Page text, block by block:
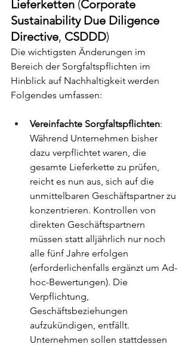
Lieferketten (Corporate
Sustainability Due Diligence
Directive, CSDDD)
Die wichtigsten Änderungen im
Bereich der Sorgfaltspflichten im
Hinblick auf Nachhaltigkeit werden
Folgendes umfassen:
Vereinfachte Sorgfaltspflichten:
Während Unternehmen bisher
dazu verpflichtet waren, die
gesamte Lieferkette zu prüfen,
reicht es nun aus, sich auf die
unmittelbaren Geschäftspartner zu
konzentrieren. Kontrollen von
direkten Geschäftspartnern
müssen statt alljährlich nur noch
alle fünf Jahre erfolgen
(erforderlichenfalls ergänzt um Ad-
hoc-Bewertungen). Die
Verpflichtung,
Geschäftsbeziehungen
aufzukündigen, entfällt.
Unternehmen sollen stattdessen